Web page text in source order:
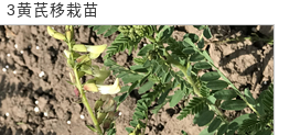
3黄芪移栽苗